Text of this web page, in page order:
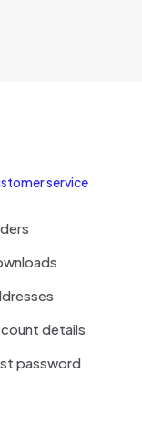
service
details
password